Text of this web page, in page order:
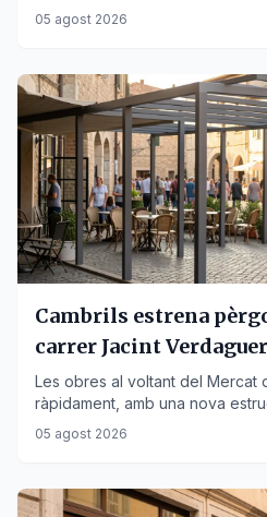
Cambrils.
05 agost 2026
Cambrils estrena
carrer Jacint Verdaguer
Les obres al voltant del Mercat
ràpidament, amb una nova
guanyarà espai per a terrasses.
05 agost 2026